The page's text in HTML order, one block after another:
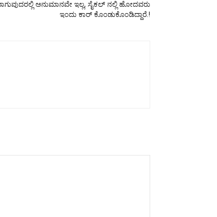
ಅನುಮಾನವೇ ಇಲ್ಲ, ಸೈಕಲ್ ನಲ್ಲಿ ಹೋದವರು
ಇಂದು ಕಾರ್ ಕೊಂಡುಕೊಂಡಿದ್ದಾರೆ.!